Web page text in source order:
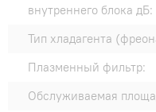
внутреннего блока дБ:
Тип хладагента
Плазменный фильтр:
Обслуживаемая